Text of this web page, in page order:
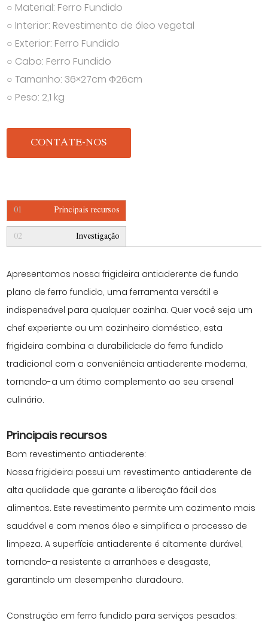
○ Material: Ferro Fundido
○ Interior: Revestimento de óleo vegetal
○ Exterior: Ferro Fundido
○ Cabo: Ferro Fundido
○ Tamanho: 36×27cm Φ26cm
○ Peso: 2,1 kg
CONTATE-NOS
01 Principais recursos
02 Investigação
Apresentamos nossa frigideira antiaderente de fundo
plano de ferro fundido, uma ferramenta versátil e
indispensável para qualquer cozinha. Quer você seja um
chef experiente ou um cozinheiro doméstico, esta
frigideira combina a durabilidade do ferro fundido
tradicional com a conveniência antiaderente moderna,
tornando-a um ótimo complemento ao seu arsenal
culinário.
Principais recursos
Bom revestimento antiaderente:
Nossa frigideira possui um revestimento antiaderente de
alta qualidade que garante a liberação fácil dos
alimentos. Este revestimento permite um cozimento mais
saudável e com menos óleo e simplifica o processo de
limpeza. A superfície antiaderente é altamente durável,
tornando-a resistente a arranhões e desgaste,
garantindo um desempenho duradouro.
Construção em ferro fundido para serviços pesados: